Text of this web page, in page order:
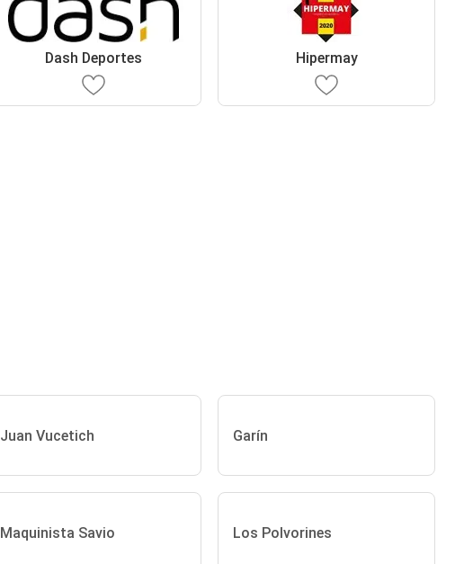
Dash Deportes Hipermay
Juan Vucetich Garín
Maquinista Savio Los Polvorines